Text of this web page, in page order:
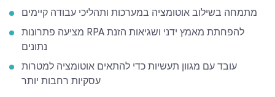
מתמחה בשילוב אוטומציה במערכות ותהליכי עבודה קיימים
מציעה פתרונות RPA להפחתת מאמץ ידני ושגיאות הזנת
נתונים
עובד עם מגוון תעשיות כדי להתאים אוטומציה למטרות
עסקיות רחבות יותר